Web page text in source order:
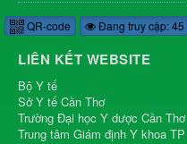
QR-code Đang truy cập: 45
LIÊN KẾT WEBSITE
Bộ Y tế
Sở Y tế Cần Thơ
Trường Đại học Y dược Cần Thơ
Trung tâm Giám định Y khoa